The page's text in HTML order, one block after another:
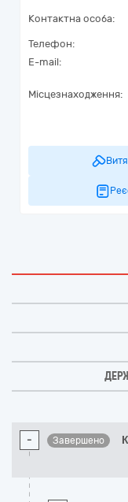
Контактна особа:
Телефон:
E-mail:
Місцезнаходження:
- Завершено